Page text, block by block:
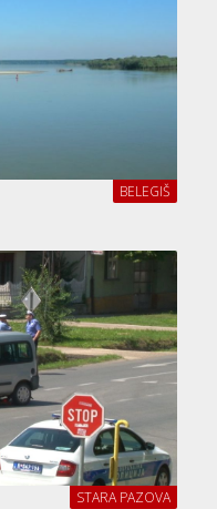
BELEGIŠ
STARA PAZOVA